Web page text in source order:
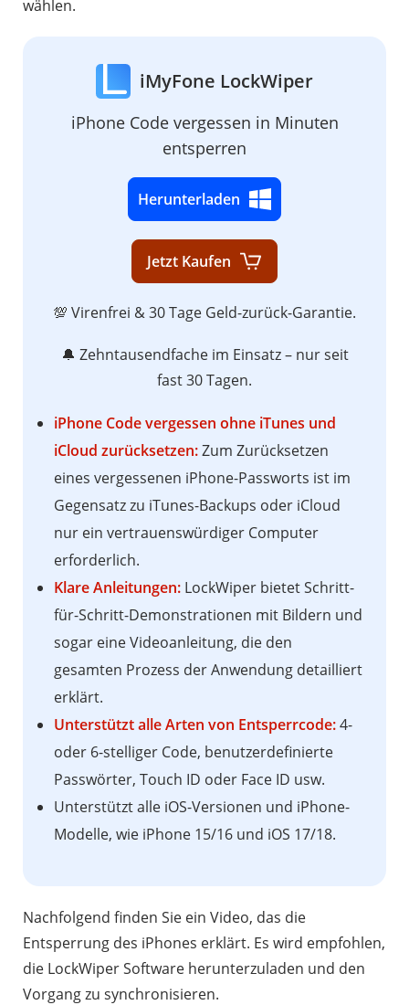
wählen.
iMyFone LockWiper
iPhone Code vergessen in Minuten
entsperren
Herunterladen
Jetzt Kaufen
💯 Virenfrei & 30 Tage Geld-zurück-Garantie.
🔔 Zehntausendfache im Einsatz – nur seit
fast 30 Tagen.
iPhone Code vergessen ohne iTunes und
iCloud zurücksetzen:Zum Zurücksetzen
eines vergessenen iPhone-Passworts ist im
Gegensatz zu iTunes-Backups oder iCloud
nur ein vertrauenswürdiger Computer
erforderlich.
Klare Anleitungen: LockWiper bietet Schritt-
für-Schritt-Demonstrationen mit Bildern und
sogar eine Videoanleitung, die den
gesamten Prozess der Anwendung detailliert
erklärt.
Unterstützt alle Arten von Entsperrcode:4-
oder 6-stelliger Code, benutzerdefinierte
Passwörter, Touch ID oder Face ID usw.
Unterstützt alle iOS-Versionen und iPhone-
Modelle, wie iPhone 15/16 und iOS 17/18.
Nachfolgend finden Sie ein Video, das die
Entsperrung des iPhones erklärt. Es wird empfohlen,
die LockWiper Software herunterzuladen und den
Vorgang zu synchronisieren.